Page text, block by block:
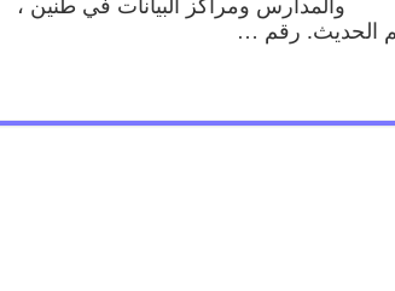
والمدارس ومراكز البيانات في طنين ،
الحديث. رقم …